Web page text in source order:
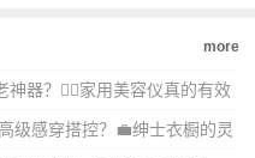
more
器？💆‍♀️家用美容仪真的有效
级感穿搭控？💼绅士衣橱的灵